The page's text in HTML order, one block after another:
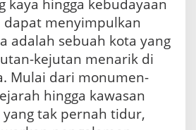
kaya hingga kebudayaan
dapat menyimpulkan
adalah sebuah kota yang
kejutan menarik di
Mulai dari monumen-
hingga kawasan
tak pernah tidur,